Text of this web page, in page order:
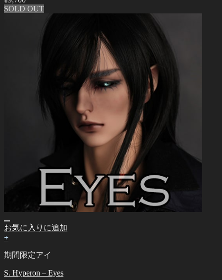
SOLD OUT
お気に入りに追加
+
期間限定アイ
S. Hyperon – Eyes